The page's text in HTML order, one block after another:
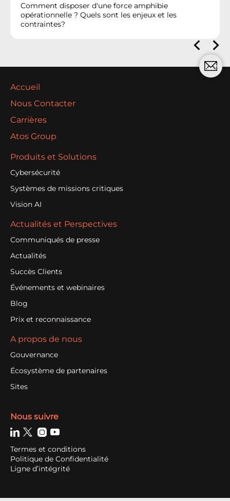
Comment disposer d'une force amphibie
opérationnelle ? Quels sont les enjeux et les
contraintes?
Accueil
Nous Contacter
Carrières
Atos Group
Produits et Solutions
Cybersécurité
Systèmes de missions critiques
Vision AI
Actualités et Perspectives
Communiqués de presse
Actualités
Succès Clients
Événements et webinaires
Blog
Prix et reconnaissance
A propos de nous
Gouvernance
Écosystème de partenaires
Sites
Nous suivre
Termes et conditions
Politique de Confidentialité
Ligne d’intégrité